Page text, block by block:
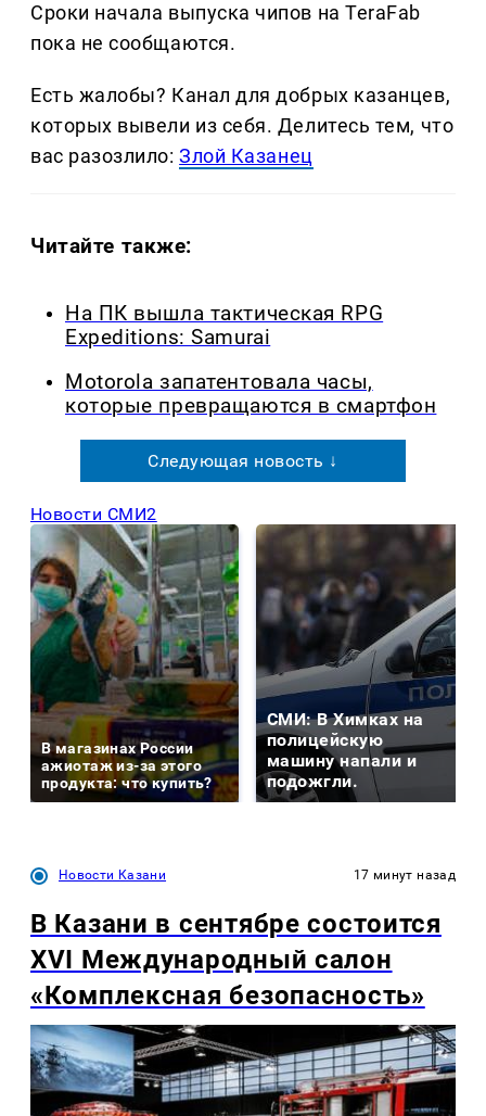
Сроки начала выпуска чипов на TeraFab
пока не сообщаются.
Есть жалобы? Канал для добрых казанцев,
которых вывели из себя. Делитеcь тем, что
вас разозлило:Злой Казанец
Читайте также:
На ПК вышла тактическая RPG
Expeditions: Samurai
Motorola запатентовала часы,
которые превращаются в смартфон
Следующая новость ↓
Новости СМИ2
В магазинах России
ажиотаж из-за этого
продукта: что купить?
СМИ: В Химках на
полицейскую
машину напали и
подожгли.
Новости Казани 17 минут назад
В Казани в сентябре состоится
XVI Международный салон
«Комплексная безопасность»